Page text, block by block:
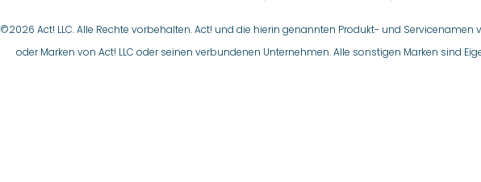
©2026 Act! LLC. Alle Rechte vorbehalten. Act! und die hierin genannten Produkt- und Servicenamen
oder Marken von Act! LLC oder seinen verbundenen Unternehmen. Alle sonstigen Marken sind